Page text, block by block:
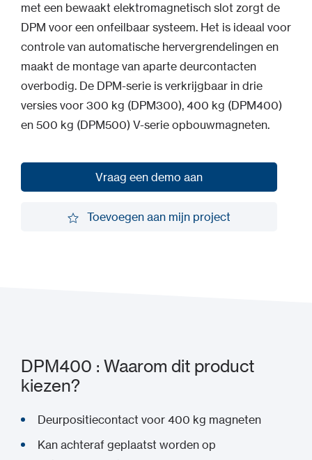
met een bewaakt elektromagnetisch slot zorgt de
DPM voor een onfeilbaar systeem. Het is ideaal voor
controle van automatische hervergrendelingen en
maakt de montage van aparte deurcontacten
overbodig. De DPM-serie is verkrijgbaar in drie
versies voor 300 kg (DPM300), 400 kg (DPM400)
en 500 kg (DPM500) V-serie opbouwmagneten.
Vraag een demo aan
Toevoegen aan mijn project
DPM400 : Waarom dit product
kiezen?
Deurpositiecontact voor 400 kg magneten
Kan achteraf geplaatst worden op